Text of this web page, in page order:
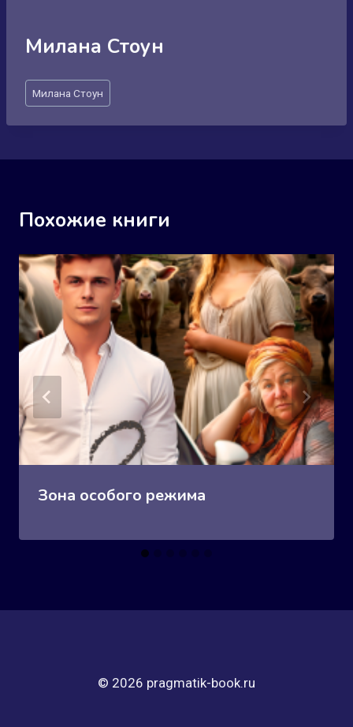
Милана Стоун
Метки
записи:
Милана Стоун
Похожие книги
Зона особого режима
© 2026 pragmatik-book.ru